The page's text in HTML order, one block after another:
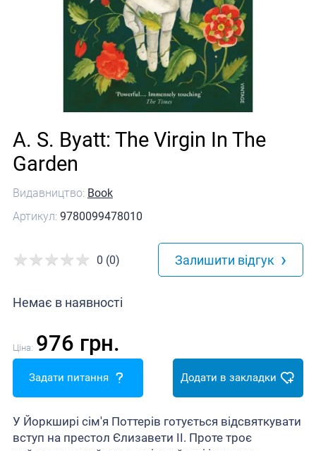
Видавництво: Book
Артикул: 9780099478010
A. S. Byatt: The Virgin In The
Garden
Немає в наявності
0 (0) Залишити відгук ›
Ціна: 976 грн.
Задати питання Додати в закладки
У Йоркширі сім'я Поттерів готується відсвяткувати
вступ на престол Єлизавети II. Проте троє